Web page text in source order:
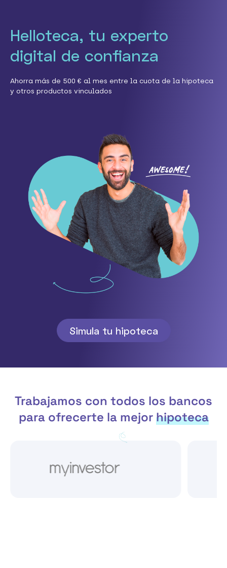
Helloteca, tu experto
digital de confianza
Ahorra más de 500 € al mes entre la cuota de la hipoteca
y otros productos vinculados
Simula tu hipoteca
Trabajamos con todos los bancos
para ofrecerte la mejorhipoteca